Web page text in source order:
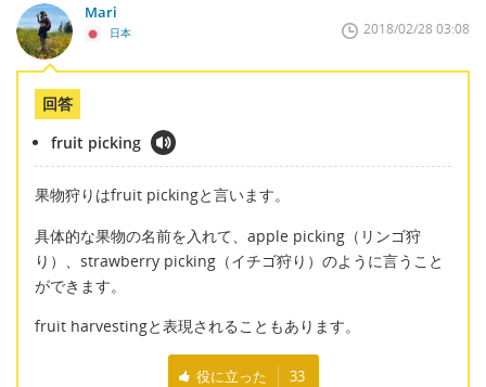
Mari
日本 2018/02/28 03:08
回答
fruit picking
果物狩りはfruit pickingと言います。
具体的な果物の名前を入れて、apple picking（リンゴ狩
り）、strawberry picking（イチゴ狩り）のように言うこと
ができます。
fruit harvestingと表現されることもあります。
役に立った 33